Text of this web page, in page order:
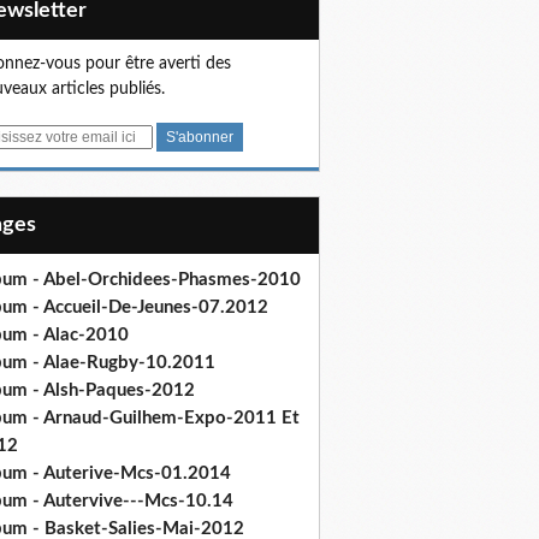
vous pour être averti des
articles publiés.
- Abel-Orchidees-Phasmes-2010
- Accueil-De-Jeunes-07.2012
- Alac-2010
- Alae-Rugby-10.2011
- Alsh-Paques-2012
- Arnaud-Guilhem-Expo-2011 Et
- Auterive-Mcs-01.2014
- Autervive---Mcs-10.14
- Basket-Salies-Mai-2012